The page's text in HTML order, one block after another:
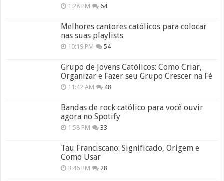
1:28 PM 64
Melhores cantores católicos para colocar
nas suas playlists
10:19 PM 54
Grupo de Jovens Católicos: Como Criar,
Organizar e Fazer seu Grupo Crescer na Fé
11:42 AM 48
Bandas de rock católico para você ouvir
agora no Spotify
1:58 PM 33
Tau Franciscano: Significado, Origem e
Como Usar
3:46 PM 28